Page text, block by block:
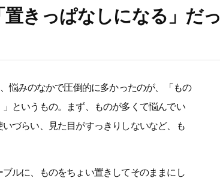
きっぱなしになる」だっ
悩みのなかで圧倒的に多かったのが、「もの
というもの。まず、ものが多くて悩んでい
づらい、見た目がすっきりしないなど、も
ルに、ものをちょい置きしてそのままにし